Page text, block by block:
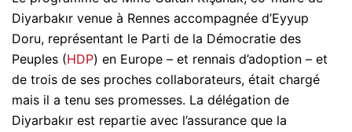
Diyarbakır venue à Rennes accompagnée d’Eyyup
Doru, représentant le Parti de la Démocratie des
Peuples (HDP) en Europe – et rennais d’adoption – et
de trois de ses proches collaborateurs, était chargé
mais il a tenu ses promesses. La délégation de
Diyarbakır est repartie avec l’assurance que la